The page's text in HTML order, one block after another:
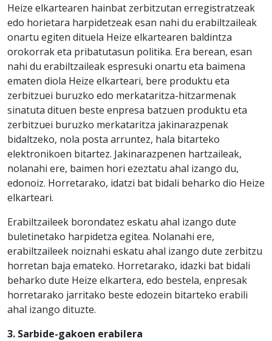
Heize elkartearen hainbat zerbitzutan erregistratzeak
edo horietara harpidetzeak esan nahi du erabiltzaileak
onartu egiten dituela Heize elkartearen baldintza
orokorrak eta pribatutasun politika. Era berean, esan
nahi du erabiltzaileak espresuki onartu eta baimena
ematen diola Heize elkarteari, bere produktu eta
zerbitzuei buruzko edo merkataritza-hitzarmenak
sinatuta dituen beste enpresa batzuen produktu eta
zerbitzuei buruzko merkataritza jakinarazpenak
bidaltzeko, nola posta arruntez, hala bitarteko
elektronikoen bitartez. Jakinarazpenen hartzaileak,
nolanahi ere, baimen hori ezeztatu ahal izango du,
edonoiz. Horretarako, idatzi bat bidali beharko dio Heize
elkarteari.
Erabiltzaileek borondatez eskatu ahal izango dute
buletinetako harpidetza egitea. Nolanahi ere,
erabiltzaileek noiznahi eskatu ahal izango dute zerbitzu
horretan baja emateko. Horretarako, idazki bat bidali
beharko dute Heize elkartera, edo bestela, enpresak
horretarako jarritako beste edozein bitarteko erabili
ahal izango dituzte.
3. Sarbide-gakoen erabilera